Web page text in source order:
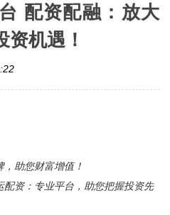
配资配融：放大
资机遇！
助您财富增值！
配资：专业平台，助您把握投资先